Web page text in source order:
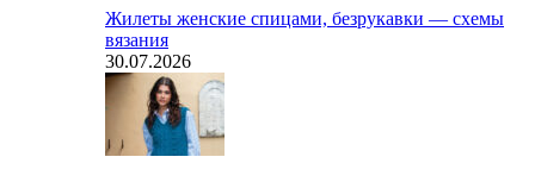
Жилеты женские спицами, безрукавки — схемы
вязания
30.07.2026